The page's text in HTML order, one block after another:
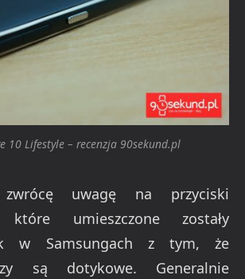
10 Lifestyle – recenzja 90sekund.pl
uwagę na przyciski
które umieszczone zostały
w Samsungach z tym, że
są dotykowe. Generalnie